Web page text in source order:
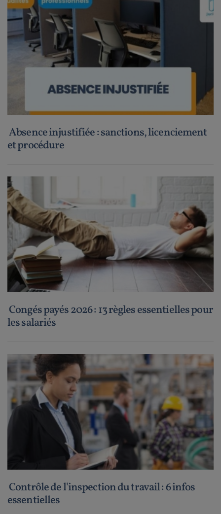
Absence injustifiée : sanctions, licenciement
et procédure
Congés payés 2026 : 13 règles essentielles pour
les salariés
Contrôle de l'inspection du travail : 6 infos
essentielles